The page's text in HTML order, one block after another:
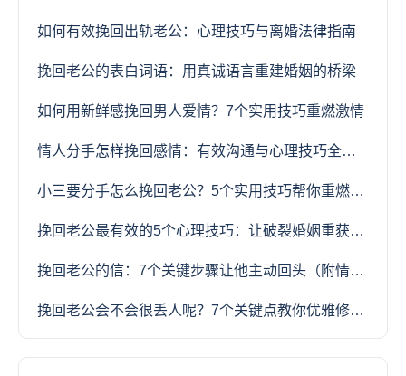
如何有效挽回出轨老公：心理技巧与离婚法律指南
挽回老公的表白词语：用真诚语言重建婚姻的桥梁
如何用新鲜感挽回男人爱情？7个实用技巧重燃激情
情人分手怎样挽回感情：有效沟通与心理技巧全攻略
小三要分手怎么挽回老公？5个实用技巧帮你重燃婚姻火花
挽回老公最有效的5个心理技巧：让破裂婚姻重获新生
挽回老公的信：7个关键步骤让他主动回头（附情感专家范文）
挽回老公会不会很丢人呢？7个关键点教你优雅修复婚姻